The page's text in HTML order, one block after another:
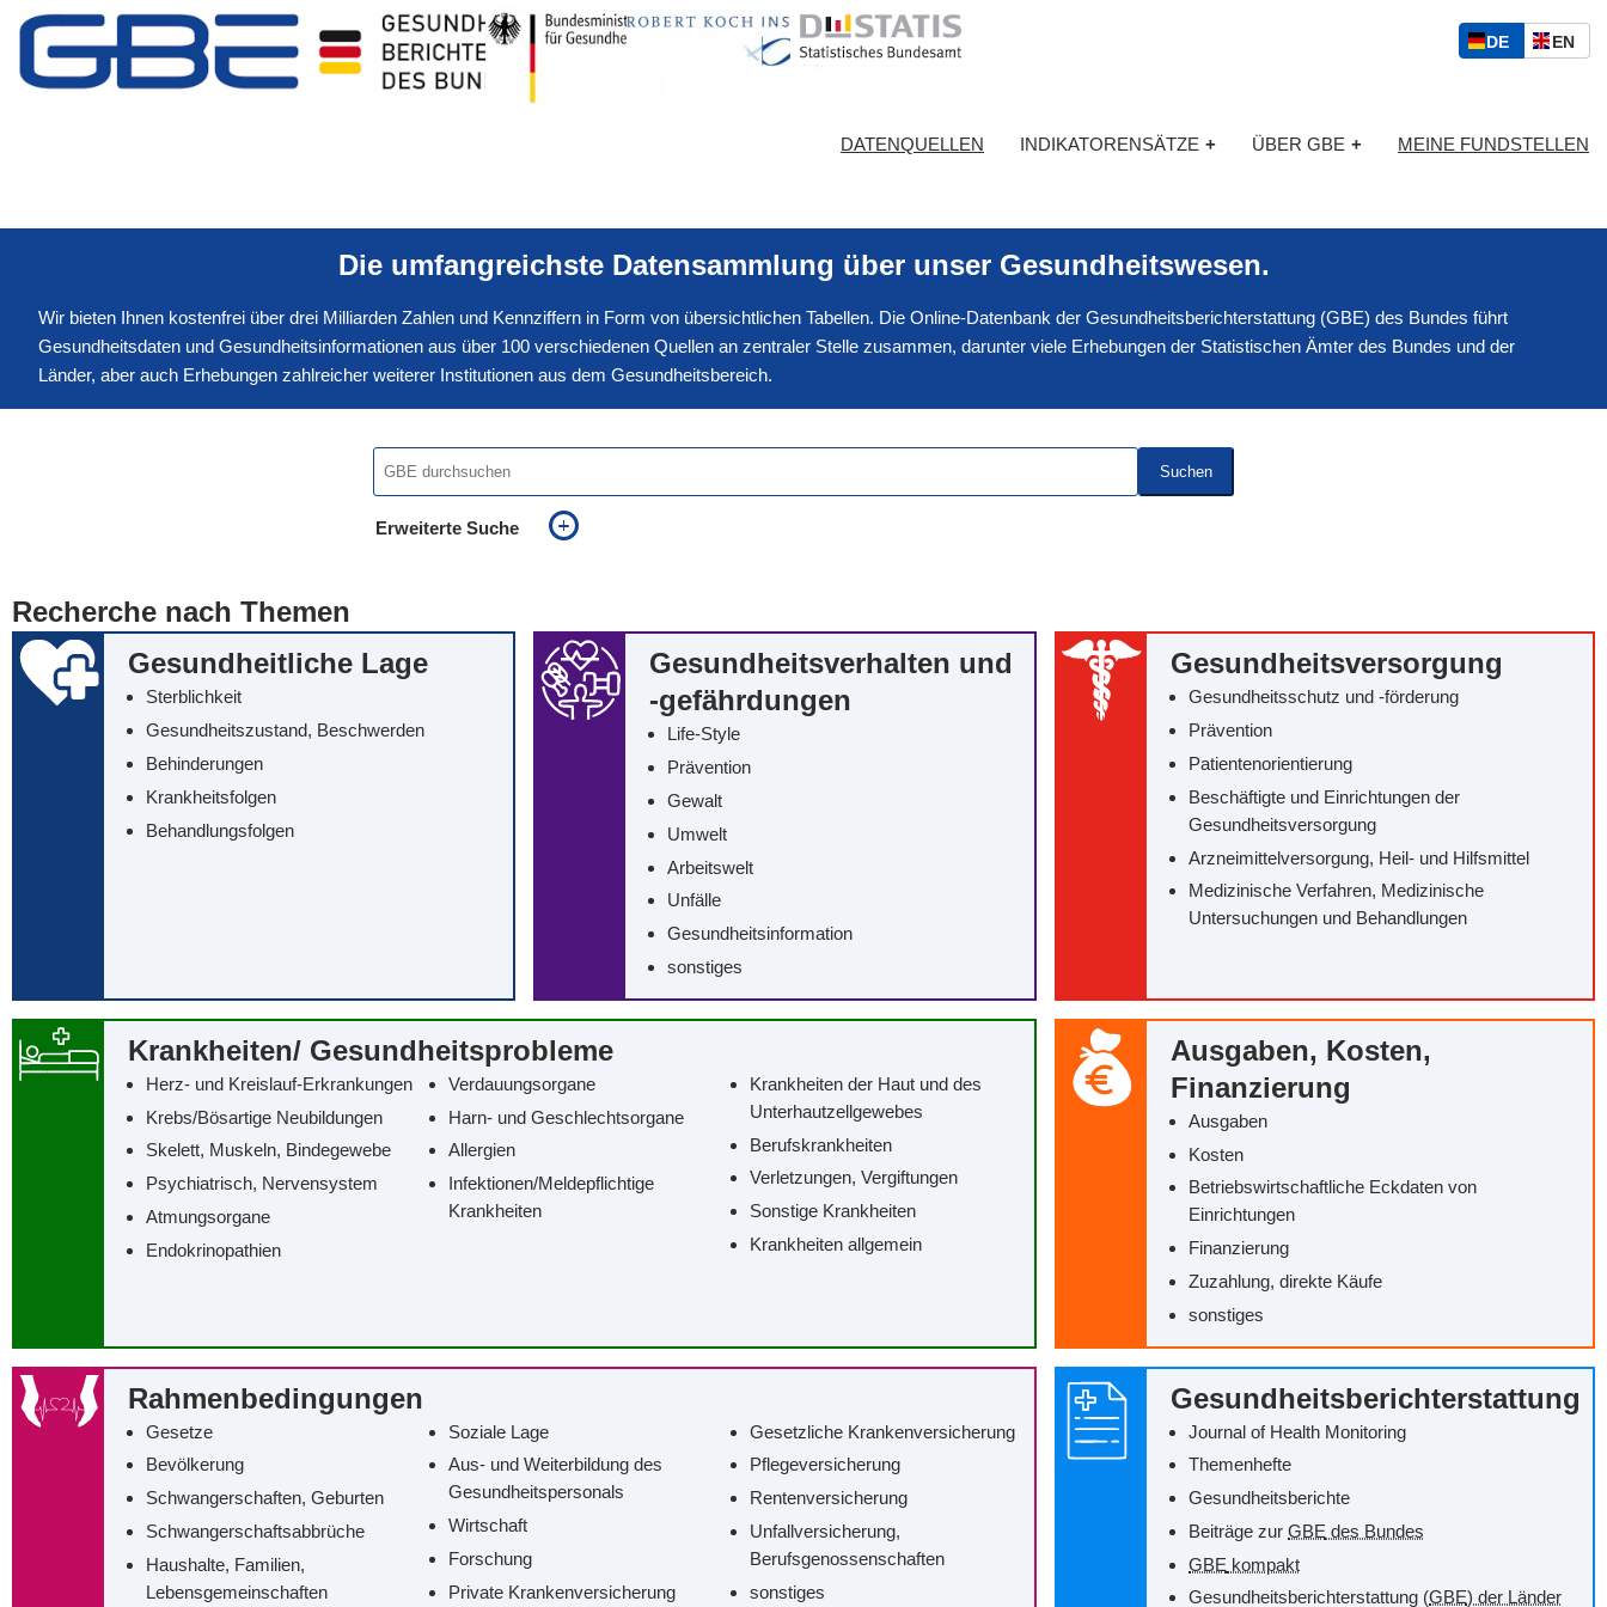
S
p
c
h
l
DED
S
ENE
I
H
DATENQUELLEN INDIKATORENSÄTZE + ÜBER GBE + MEINE FUNDSTELLEN
Die umfangreichste Datensammlung über unser Gesundheitswesen.
Wir bieten Ihnen kostenfrei über drei Milliarden Zahlen und Kennziffern in Form von übersichtlichen Tabellen. Die Online-Datenbank der Gesundheitsberichterstattung (GBE) des Bundes führt
Gesundheitsdaten und Gesundheitsinformationen aus über 100 verschiedenen Quellen an zentraler Stelle zusammen, darunter viele Erhebungen der Statistischen Ämter des Bundes und der
Länder, aber auch Erhebungen zahlreicher weiterer Institutionen aus dem Gesundheitsbereich.
Suchen
Erweiterte Suche
Recherche nach Themen
Gesundheitliche Lage
Sterblichkeit
Gesundheitszustand, Beschwerden
Behinderungen
Krankheitsfolgen
Behandlungsfolgen
Gesundheitsverhalten und
-gefährdungen
Life-Style
Prävention
Gewalt
Umwelt
Arbeitswelt
Unfälle
Gesundheitsinformation
sonstiges
Gesundheitsversorgung
Gesundheitsschutz und -förderung
Prävention
Patientenorientierung
Beschäftigte und Einrichtungen der
Gesundheitsversorgung
Arzneimittelversorgung, Heil- und Hilfsmittel
Medizinische Verfahren, Medizinische
Untersuchungen und Behandlungen
Krankheiten/‌ Gesundheitsprobleme
Herz- und Kreislauf-Erkrankungen
Krebs/‌Bösartige Neubildungen
Skelett, Muskeln, Bindegewebe
Psychiatrisch, Nervensystem
Atmungsorgane
Endokrinopathien
Verdauungsorgane
Harn- und Geschlechtsorgane
Allergien
Infektionen/‌Meldepflichtige
Krankheiten
Krankheiten der Haut und des
Unterhautzellgewebes
Berufskrankheiten
Verletzungen, Vergiftungen
Sonstige Krankheiten
Krankheiten allgemein
Ausgaben, Kosten,
Finanzierung
Ausgaben
Kosten
Betriebswirtschaftliche Eckdaten von
Einrichtungen
Finanzierung
Zuzahlung, direkte Käufe
sonstiges
Rahmenbedingungen
Gesetze
Bevölkerung
Schwangerschaften, Geburten
Schwangerschaftsabbrüche
Haushalte, Familien,
Lebensgemeinschaften
Soziale Lage
Aus- und Weiterbildung des
Gesundheitspersonals
Wirtschaft
Forschung
Private Krankenversicherung
Gesetzliche Krankenversicherung
Pflegeversicherung
Rentenversicherung
Unfallversicherung,
Berufsgenossenschaften
sonstiges
Gesundheitsberichterstattung
Journal of Health Monitoring
Themenhefte
Gesundheitsberichte
Beiträge zur GBE des Bundes
GBE kompakt
Gesundheitsberichterstattung (GBE) der Länder